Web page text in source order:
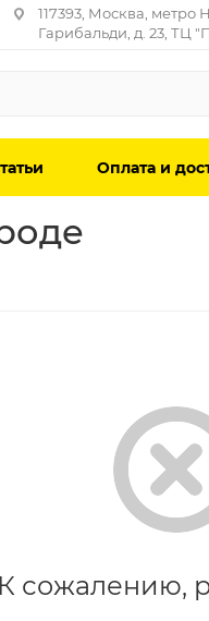
117393, Москва, метро
Гарибальди, д. 23, ТЦ
Оплата и
К сожалению,